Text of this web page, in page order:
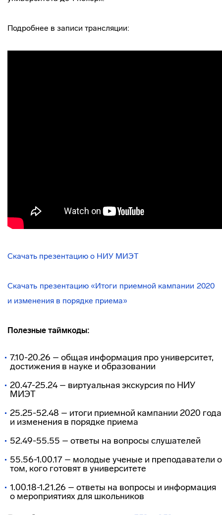
Подробнее в записи трансляции:
Скачать презентацию о НИУ МИЭТ
Скачать презентацию «Итоги приемной кампании 2020
и изменения в порядке приема»
Полезные таймкоды:
7.10-20.26 – общая информация про университет,
достижения в науке и образовании
20.47-25.24 – виртуальная экскурсия по НИУ
МИЭТ
25.25-52.48 – итоги приемной кампании 2020 года
и изменения в порядке приема
52.49-55.55 – ответы на вопросы слушателей
55.56-1.00.17 – молодые ученые и преподаватели о
том, кого готовят в университете
1.00.18-1.21.26 – ответы на вопросы и информация
о мероприятиях для школьников